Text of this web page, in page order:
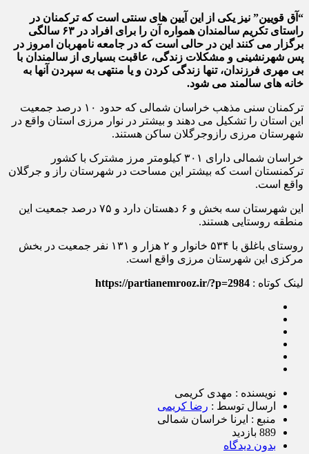
“آق قویین” نیز یکی از این آیین های سنتی است که ترکمنان در
راستای تکریم سالمندان همواره آن را برای افراد در ۶۳ سالگی
برگزار می کنند این در حالی است که در جامعه نامهربان امروز در
پس شهرنشینی و مشکلات زندگی، عاقبت بسیاری از سالمندان با
بی مهری فرزندان، تنها زندگی کردن و یا منتهی به سپردن آنها به
خانه های سالمند می شود.
ترکمنان سنی مذهب خراسان شمالی که حدود ۱۰ درصد جمعیت
این استان را تشکیل می دهند و بیشتر در نوار مرزی استان واقع در
شهرستان مرزی رازوجرگلان ساکن هستند.
خراسان شمالی دارای ۳۰۱ کیلومتر مرز مشترک با کشور
ترکمنستان است که بیشتر این مساحت در شهرستان راز و جرگلان
واقع است.
این شهرستان سه بخش و ۶ دهستان دارد و ۷۵ درصد جمعیت این
منطقه روستایی هستند.
روستای باغلق با ۵۳۴ خانوار و ۲ هزار و ۱۳۱ نفر جمعیت در بخش
مرکزی این شهرستان مرزی واقع است.
لینک کوتاه : https://partianemrooz.ir/?p=2984
نویسنده : مهدی کریمی
ارسال توسط : رضا کریمی
منبع : ایرنا خراسان شمالی
889 بازدید
بدون دیدگاه